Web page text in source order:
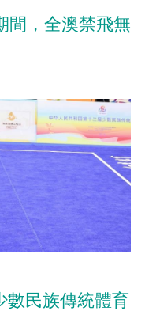
間，全澳禁飛無
數民族傳統體育